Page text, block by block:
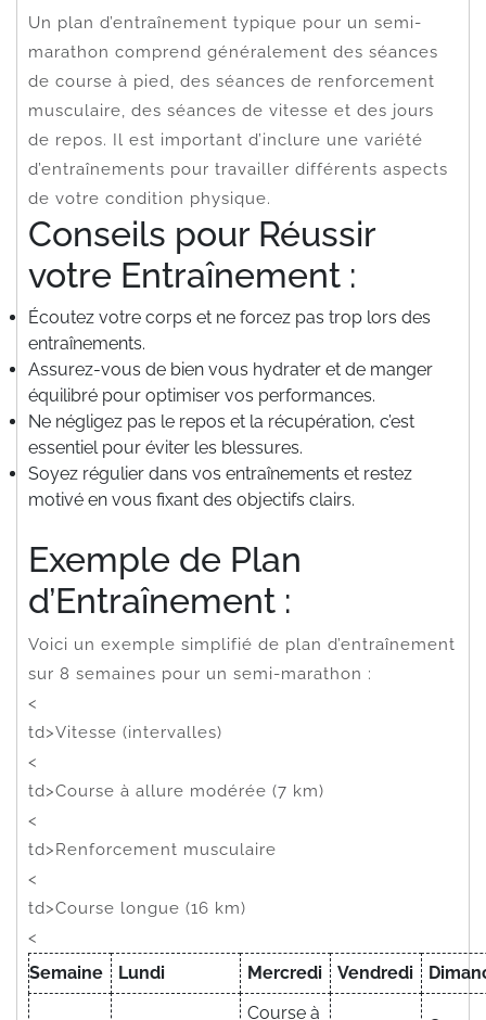
Un plan d’entraînement typique pour un semi-
marathon comprend généralement des séances
de course à pied, des séances de renforcement
musculaire, des séances de vitesse et des jours
de repos. Il est important d’inclure une variété
d’entraînements pour travailler différents aspects
de votre condition physique.
Conseils pour Réussir
votre Entraînement :
Écoutez votre corps et ne forcez pas trop lors des
entraînements.
Assurez-vous de bien vous hydrater et de manger
équilibré pour optimiser vos performances.
Ne négligez pas le repos et la récupération, c’est
essentiel pour éviter les blessures.
Soyez régulier dans vos entraînements et restez
motivé en vous fixant des objectifs clairs.
Exemple de Plan
d’Entraînement :
Voici un exemple simplifié de plan d’entraînement
sur 8 semaines pour un semi-marathon :
<
td>Vitesse (intervalles)
<
td>Course à allure modérée (7 km)
<
td>Renforcement musculaire
<
td>Course longue (16 km)
<
Semaine Lundi Mercredi Vendredi
Course à